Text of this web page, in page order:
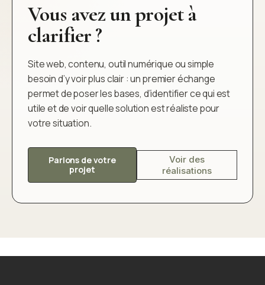
Vous avez un projet à
clarifier ?
Site web, contenu, outil numérique ou simple
besoin d’y voir plus clair : un premier échange
permet de poser les bases, d’identifier ce qui est
utile et de voir quelle solution est réaliste pour
votre situation.
Parlons de votre
projet
Voir des
réalisations